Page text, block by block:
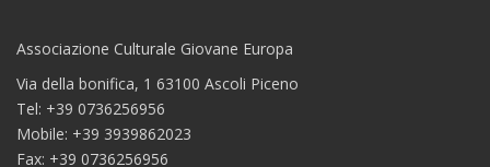
Associazione Culturale Giovane Europa
Via della bonifica, 1 63100 Ascoli Piceno
Tel: +39 0736256956
Mobile: +39 3939862023
Fax: +39 0736256956